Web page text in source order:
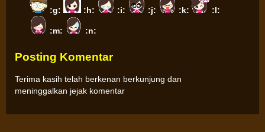
:g: :h: :i: :j: :k: :l:
:m: :n:
Posting Komentar
Terima kasih telah berkenan berkunjung dan
meninggalkan jejak komentar